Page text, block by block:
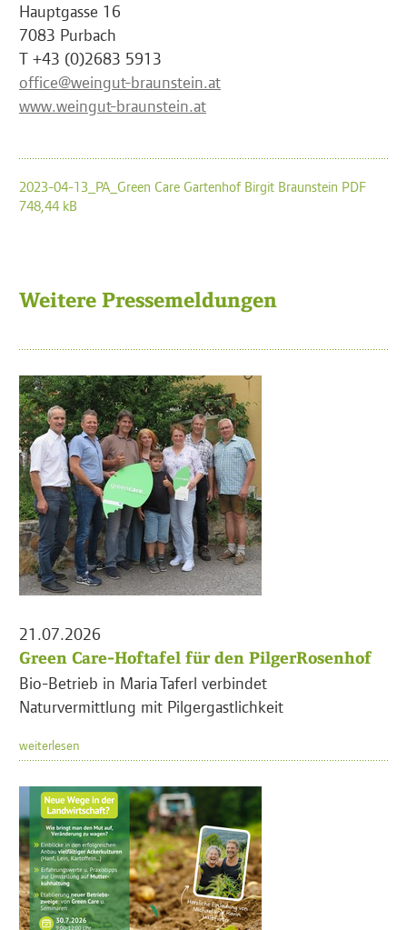
Hauptgasse 16
7083 Purbach
T +43 (0)2683 5913
office@weingut-braunstein.at
www.weingut-braunstein.at
2023-04-13_PA_Green Care Gartenhof Birgit Braunstein PDF
748,44 kB
Weitere Pressemeldungen
21.07.2026
Green Care-Hoftafel für den PilgerRosenhof
Bio-Betrieb in Maria Taferl verbindet
Naturvermittlung mit Pilgergastlichkeit
weiterlesen